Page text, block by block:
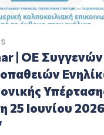
| ΟΕ Συγγενών
25 Ιουνίου 2026 |